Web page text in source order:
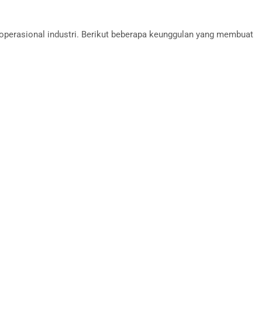
industri. Berikut beberapa keunggulan yang membuat